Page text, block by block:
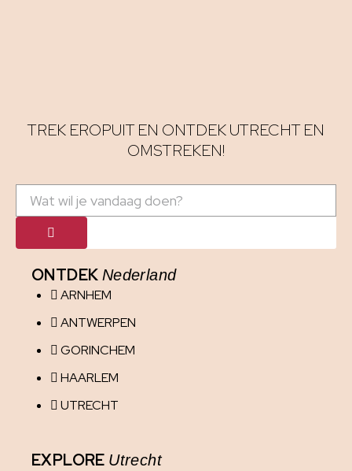
TREK EROPUIT EN ONTDEK UTRECHT EN
OMSTREKEN!
ONTDEK Nederland
ARNHEM
ANTWERPEN
GORINCHEM
HAARLEM
UTRECHT
EXPLORE Utrecht